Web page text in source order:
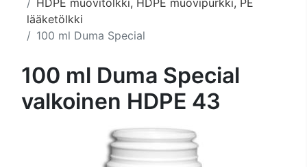
lääketölkki
100 ml Duma Special
100 ml Duma Special
valkoinen HDPE 43